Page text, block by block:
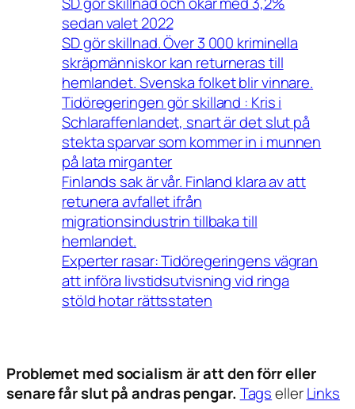
sedan valet 2022
SD gör skillnad. Över 3 000 kriminella
skräpmänniskor kan returneras till
hemlandet. Svenska folket blir vinnare.
Tidöregeringen gör skilland : Kris i
Schlaraffenlandet, snart är det slut på
stekta sparvar som kommer in i munnen
på lata mirganter
Finlands sak är vår. Finland klara av att
retunera avfallet ifrån
migrationsindustrin tillbaka till
hemlandet.
Experter rasar: Tidöregeringens vägran
att införa livstidsutvisning vid ringa
stöld hotar rättsstaten
Problemet med socialism är att den förr eller
senare får slut på andras pengar. TagsellerLinks